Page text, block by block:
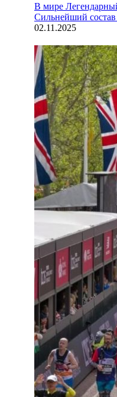
В мире
Сильнейший состав
02.11.2025